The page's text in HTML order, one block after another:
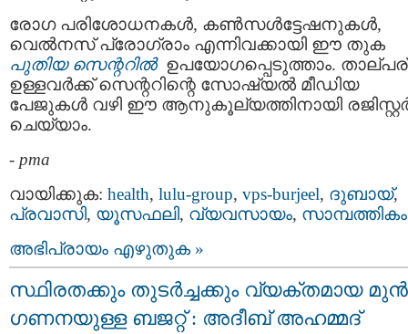
രോഗ പരിശോധനകൾ, കൺസൾട്ടേഷനുകൾ,
വെൽനസ് പ്രോഗ്രാം എന്നിവക്കായി ഈ തുക
പുതിയ സെന്ററിൽഉപയോഗപ്പെടുത്താം.
ഉള്ളവർക്ക് സെന്ററിന്റെ സോഷ്യൽ മീഡിയ
പേജുകൾ വഴി ഈ ആനുകൂല്യത്തിനായി
ചെയ്യാം.
- pma
വായിക്കുക: health, lulu-group, vps-burjeel, ദുബായ്‌,
പ്രവാസി, യൂസഫലി, വ്യവസായം, സാമ്പത്തികം
അഭിപ്രായം എഴുതുക »
സ്ഥിരതക്കും തുടർച്ചക്കും വ്യക്തമായ മുൻ
ഗണനയുള്ള ബജറ്റ് : അദീബ് അഹമ്മദ്